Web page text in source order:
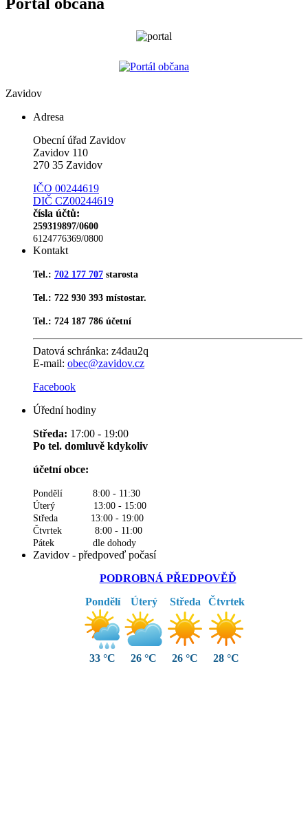
Zavidov
Adresa
Obecní úřad Zavidov
Zavidov 110
270 35 Zavidov
IČO 00244619
DIČ CZ00244619
čísla účtů:
259319897/0600
6124776369/0800
Kontakt
Tel.: 702 177 707 starosta
Tel.: 722 930 393 místostar.
Tel.: 724 187 786 účetní
Datová schránka: z4dau2q
E-mail: obec@zavidov.cz
Facebook
Úřední hodiny
Středa: 17:00 - 19:00
Po tel. domluvě kdykoliv
účetní obce:
Pondělí 8:00 - 11:30
Úterý 13:00 - 15:00
Středa 13:00 - 19:00
Čtvrtek 8:00 - 11:00
Pátek dle dohody
Zavidov - předpoveď počasí
PODROBNÁ PŘEDPOVĚĎ
Pondělí
33 °C
Úterý
26 °C
Středa
26 °C
Čtvrtek
28 °C